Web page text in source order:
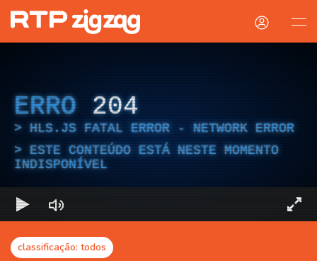
ERRO 204
HLS.JS FATAL ERROR - NETWORK ERROR
ESTE CONTEÚDO ESTÁ NESTE MOMENTO
INDISPONÍVEL
classificação: todos